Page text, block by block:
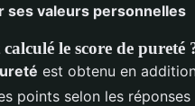
ses valeurs personnelles
le score de pureté
est obtenu en
points selon les réponses